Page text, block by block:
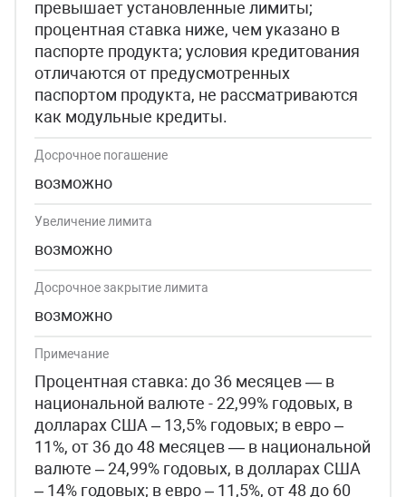
превышает установленные лимиты;
процентная ставка ниже, чем указано в
паспорте продукта; условия кредитования
отличаются от предусмотренных
паспортом продукта, не рассматриваются
как модульные кредиты.
Досрочное погашение
возможно
Увеличение лимита
возможно
Досрочное закрытие лимита
возможно
Примечание
Процентная ставка: до 36 месяцев — в
национальной валюте - 22,99% годовых, в
долларах США – 13,5% годовых; в евро –
11%, от 36 до 48 месяцев — в национальной
валюте – 24,99% годовых, в долларах США
– 14% годовых; в евро – 11,5%, от 48 до 60